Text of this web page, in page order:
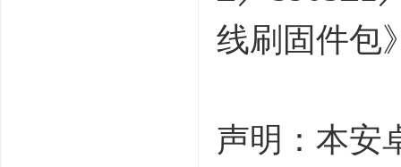
线刷固件包
声明：本安